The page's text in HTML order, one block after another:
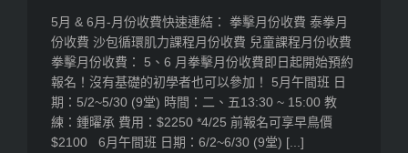
5月 & 6月-月份收費快速連結： 拳擊月份收費 泰拳月
份收費 沙包循環肌力課程月份收費 兒童課程月份收費
拳擊月份收費： 5、6 月拳擊月份收費即日起開始預約
報名！沒有基礎的初學者也可以參加！ 5月午間班 日
期：5/2~5/30 (9堂) 時間：二、五13:30 ~ 15:00 教
練：鍾曜承 費用：$2250 *4/25 前報名可享早鳥價
$2100 6月午間班 日期：6/2~6/30 (9堂) [...]